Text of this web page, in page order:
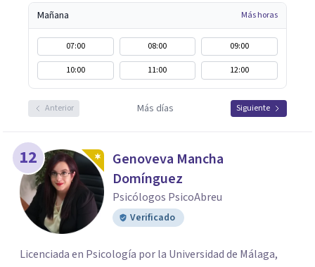
Mañana Más horas
07:00 08:00
09:00
10:00
11:00 12:00
Anterior Más días Siguiente
12
Genoveva Mancha
Domínguez
Psicólogos PsicoAbreu
Verificado
Licenciada en Psicología por la Universidad de Málaga,